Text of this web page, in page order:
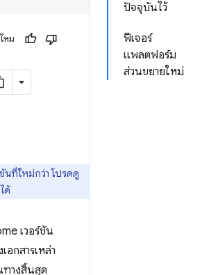
ปัจจุบันไว้
ฟีเจอร์
แพลตฟอร์ม
ส่วนขยายใหม่
หม
นที่ใหม่กว่า โปรดดู
ด้
เวอร์ชัน
อกสารเหล่า
ทางสิ้นสุด